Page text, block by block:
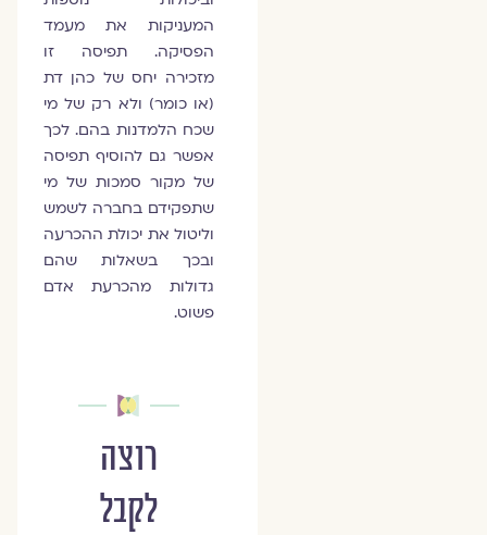
המעניקות את מעמד
הפסיקה. תפיסה זו
מזכירה יחס של כהן דת
(או כומר) ולא רק של מי
שכח הלמדנות בהם. לכך
אפשר גם להוסיף תפיסה
של מקור סמכות של מי
שתפקידם בחברה לשמש
וליטול את יכולת ההכרעה
ובכך בשאלות שהם
גדולות מהכרעת אדם
פשוט.
רוצה
לקבל